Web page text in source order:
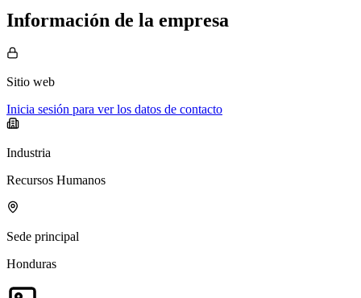
Información de la empresa
Sitio web
Inicia sesión para ver los datos de contacto
Industria
Recursos Humanos
Sede principal
Honduras